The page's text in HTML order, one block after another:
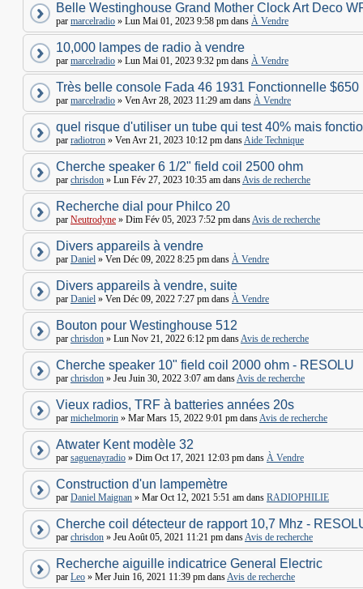
Belle Westinghouse Grand Mother Clock Art Deco
par marcelradio » Lun Mai 01, 2023 9:58 pm dans À Vendre
10,000 lampes de radio à vendre
par marcelradio » Lun Mai 01, 2023 9:32 pm dans À Vendre
Très belle console Fada 46 1931 Fonctionnelle $650
par marcelradio » Ven Avr 28, 2023 11:29 am dans À Vendre
quel risque d'utiliser un tube qui test 40% mais
par radiotron » Ven Avr 21, 2023 10:12 pm dansAide Technique
Cherche speaker 6 1/2" field coil 2500 ohm
par chrisdon » Lun Fév 27, 2023 10:35 am dansAvis de recherche
Recherche dial pour Philco 20
par Neutrodyne » Dim Fév 05, 2023 7:52 pm dansAvis de recherche
Divers appareils à vendre
par Daniel » Ven Déc 09, 2022 8:25 pm dans À Vendre
Divers appareils à vendre, suite
par Daniel » Ven Déc 09, 2022 7:27 pm dans À Vendre
Bouton pour Westinghouse 512
par chrisdon » Lun Nov 21, 2022 6:12 pm dansAvis de recherche
Cherche speaker 10" field coil 2000 ohm - RESOLU
par chrisdon » Jeu Juin 30, 2022 3:07 am dansAvis de recherche
Vieux radios, TRF à batteries années 20s
par michelmorin » Mar Mars 15, 2022 9:01 pm dansAvis de recherche
Atwater Kent modèle 32
par saguenayradio » Dim Oct 17, 2021 12:03 pm dans À Vendre
Construction d'un lampemètre
par Daniel Maignan » Mar Oct 12, 2021 5:51 am dans RADIOPHILIE
Cherche coil détecteur de rapport 10,7 Mhz -
par chrisdon » Jeu Août 05, 2021 11:21 pm dansAvis de recherche
Recherche aiguille indicatrice General Electric
par Leo » Mer Juin 16, 2021 11:39 pm dansAvis de recherche